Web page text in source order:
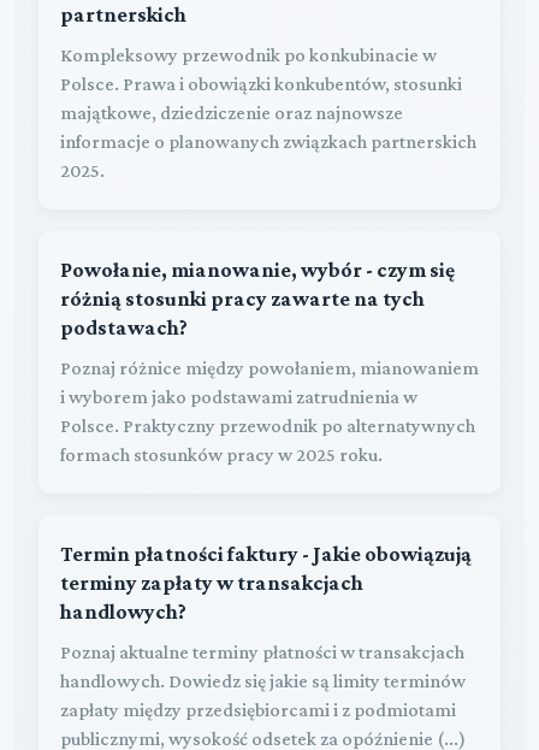
partnerskich
Kompleksowy przewodnik po konkubinacie w
Polsce. Prawa i obowiązki konkubentów, stosunki
majątkowe, dziedziczenie oraz najnowsze
informacje o planowanych związkach partnerskich
2025.
Powołanie, mianowanie, wybór - czym się
różnią stosunki pracy zawarte na tych
podstawach?
Poznaj różnice między powołaniem, mianowaniem
i wyborem jako podstawami zatrudnienia w
Polsce. Praktyczny przewodnik po alternatywnych
formach stosunków pracy w 2025 roku.
Termin płatności faktury - Jakie obowiązują
terminy zapłaty w transakcjach
handlowych?
Poznaj aktualne terminy płatności w transakcjach
handlowych. Dowiedz się jakie są limity terminów
zapłaty między przedsiębiorcami i z podmiotami
publicznymi, wysokość odsetek za opóźnienie (...)